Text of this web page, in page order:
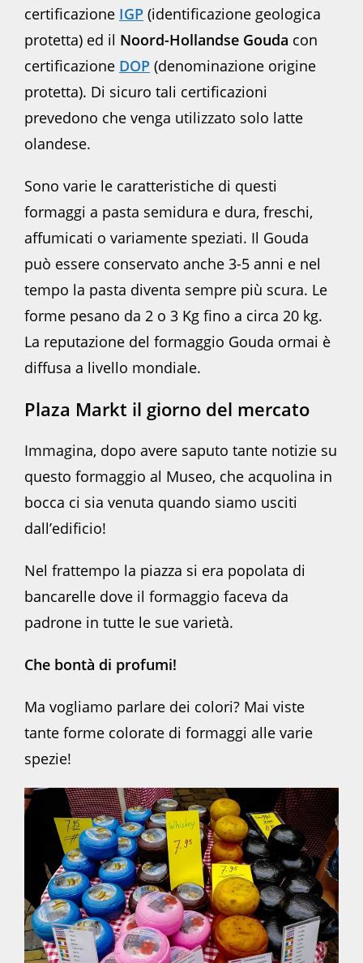
certificazione IGP (identificazione geologica
protetta) ed il Noord-Hollandse Gouda con
certificazione DOP (denominazione origine
protetta). Di sicuro tali certificazioni
prevedono che venga utilizzato solo latte
olandese.
Sono varie le caratteristiche di questi
formaggi a pasta semidura e dura, freschi,
affumicati o variamente speziati. Il Gouda
può essere conservato anche 3-5 anni e nel
tempo la pasta diventa sempre più scura. Le
forme pesano da 2 o 3 Kg fino a circa 20 kg.
La reputazione del formaggio Gouda ormai è
diffusa a livello mondiale.
Plaza Markt il giorno del mercato
Immagina, dopo avere saputo tante notizie su
questo formaggio al Museo, che acquolina in
bocca ci sia venuta quando siamo usciti
dall’edificio!
Nel frattempo la piazza si era popolata di
bancarelle dove il formaggio faceva da
padrone in tutte le sue varietà.
Che bontà di profumi!
Ma vogliamo parlare dei colori? Mai viste
tante forme colorate di formaggi alle varie
spezie!